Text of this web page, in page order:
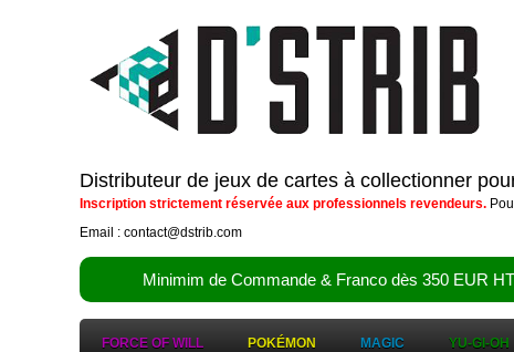
Distributeur de jeux de cartes à collectionner
Inscription strictement réservée aux professionnels revendeurs.
Email : contact@dstrib.com
Minimim de Commande & Franco dès 350 EUR
FORCE OF WILL POKÉMON MAGIC YU-GI-OH